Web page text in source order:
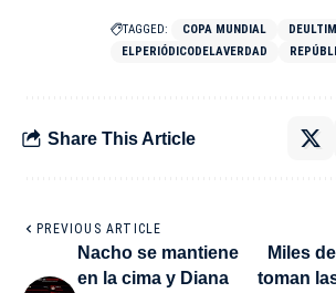
TAGGED: COPA MUNDIAL
ELPERIÓDICODELAVERDAD
Share This Article
PREVIOUS ARTICLE
Nacho se mantiene
en la cima y Diana
Miles
toman